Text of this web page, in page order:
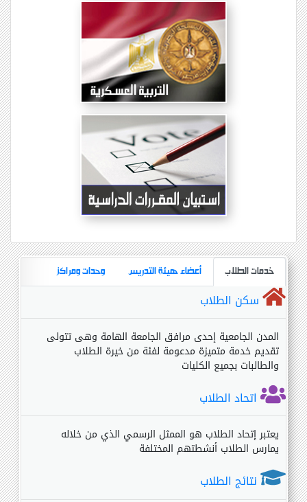
خدمات الطلاب أعضاء هيئة التدريس وحدات ومراكز
سكن الطلاب
المدن الجامعية إحدى مرافق الجامعة الهامة وهى تتولى
تقديم خدمة متميزة مدعومة لفئة من خيرة الطلاب
والطالبات بجميع الكليات
اتحاد الطلاب
يعتبر إتحاد الطلاب هو الممثل الرسمي الذي من خلاله
يمارس الطلاب أنشطتهم المختلفة
نتائج الطلاب